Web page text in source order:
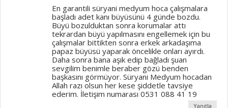
En garantili süryani medyum hoca çalışmalara
başladı adet kanı büyüsünü 4 günde bozdu.
Büyü bozulduktan sonra korumalar attı
tekrardan büyü yapılmasını engellemek için bu
çalışmalar bittikten sonra erkek arkadaşıma
papaz büyüsü yaparak öncelikle onları ayırdı.
Daha sonra bana aşık edip bağladı şuan
sevgilim benimle beraber gözü benden
başkasını görmüyor. Süryani Medyum hocadan
Allah razı olsun her kese şiddetle tavsiye
ederim. İletişim numarası 0531 088 41 19
Yanıtla